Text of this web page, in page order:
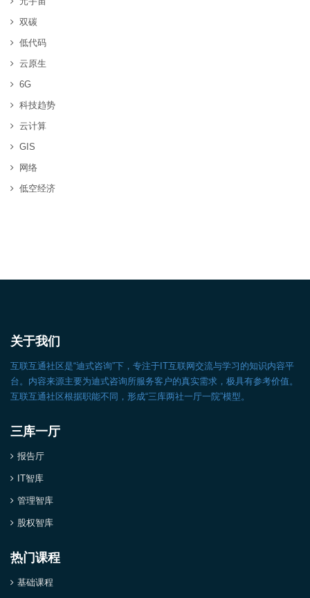
双碳
低代码
云原生
6G
科技趋势
云计算
GIS
网络
低空经济
关于我们
互联互通社区是“迪式咨询”下，专注于IT互联网交流与学习的知识内容平
台。内容来源主要为迪式咨询所服务客户的真实需求，极具有参考价值。
互联互通社区根据职能不同，形成“三库两社一厅一院”模型。
三库一厅
报告厅
IT智库
管理智库
股权智库
热门课程
基础课程